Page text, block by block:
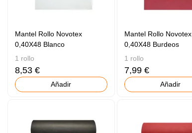
Mantel Rollo Novotex
0,40X48 Blanco
1 rollo
8,53 €
Añadir
Mantel Rollo Novotex
0,40X48 Burdeos
1 rollo
7,99 €
Añadir